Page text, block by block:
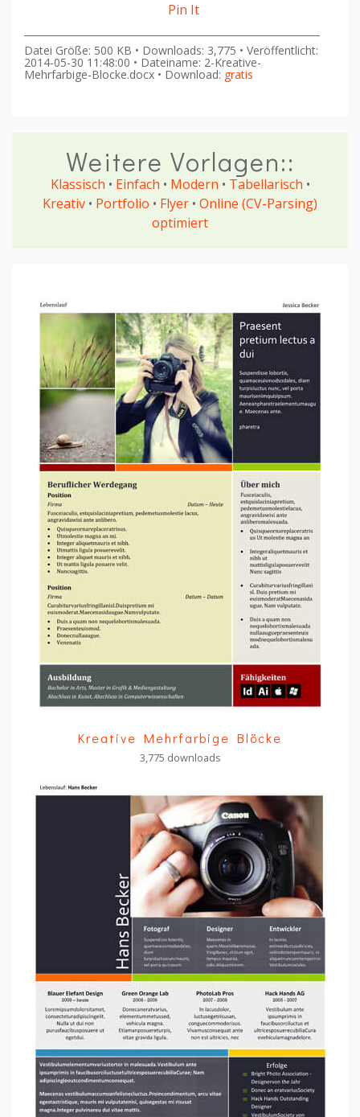
Pin It
Datei Größe: 500 KB • Downloads: 3,775 • Veröffentlicht:
2014-05-30 11:48:00 • Dateiname: 2-Kreative-
Mehrfarbige-Blocke.docx • Download: gratis
Weitere Vorlagen::
Klassisch • Einfach • Modern • Tabellarisch •
Kreativ • Portfolio • Flyer • Online (CV-Parsing)
optimiert
Kreative Mehrfarbige Blöcke
3,775 downloads